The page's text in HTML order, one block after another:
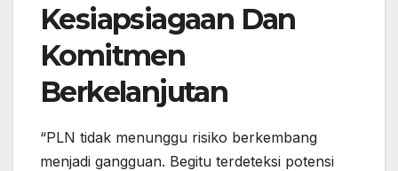
Kesiapsiagaan Dan
Komitmen
Berkelanjutan
“PLN tidak menunggu risiko berkembang
menjadi gangguan. Begitu terdeteksi potensi